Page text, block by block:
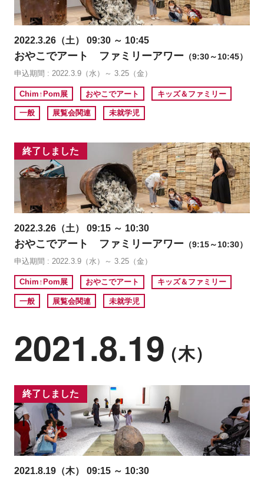
2022.3.26（土） 09:30 ～ 10:45
おやこでアート ファミリーアワー（9:30～10:45）
申込期間 : 2022.3.9（水）～ 3.25（金）
Chim↑Pom展 おやこでアート キッズ＆ファミリー
一般 展覧会関連 未就学児
終了しました
2022.3.26（土） 09:15 ～ 10:30
おやこでアート ファミリーアワー（9:15～10:30）
申込期間 : 2022.3.9（水）～ 3.25（金）
Chim↑Pom展 おやこでアート キッズ＆ファミリー
一般 展覧会関連 未就学児
2021.8.19（木）
終了しました
2021.8.19（木） 09:15 ～ 10:30